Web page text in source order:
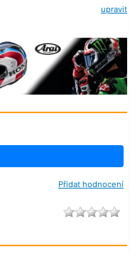
upravit
Přidat hodnocení